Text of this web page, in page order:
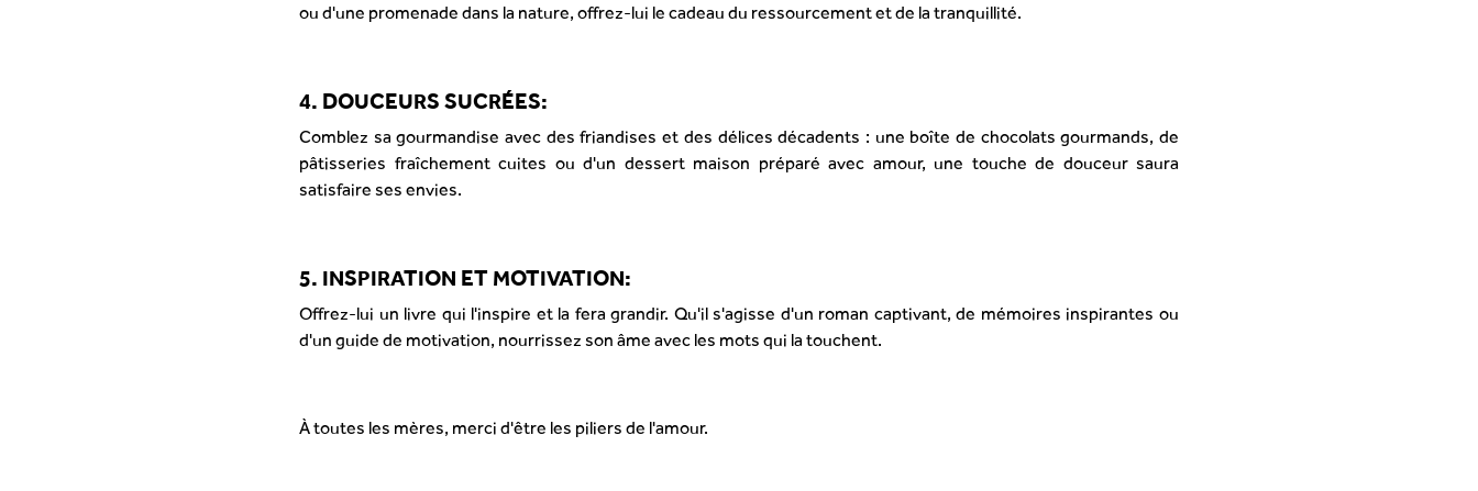
ou d'une promenade dans la nature, offrez-lui le cadeau du ressourcement et de la tranquillité.
4. DOUCEURS SUCRÉES:
Comblez sa gourmandise avec des friandises et des délices décadents : une boîte de chocolats gourmands, de
pâtisseries fraîchement cuites ou d'un dessert maison préparé avec amour, une touche de douceur saura
satisfaire ses envies.
5. INSPIRATION ET MOTIVATION:
Offrez-lui un livre qui l'inspire et la fera grandir. Qu'il s'agisse d'un roman captivant, de mémoires inspirantes ou
d'un guide de motivation, nourrissez son âme avec les mots qui la touchent.
À toutes les mères, merci d'être les piliers de l'amour.